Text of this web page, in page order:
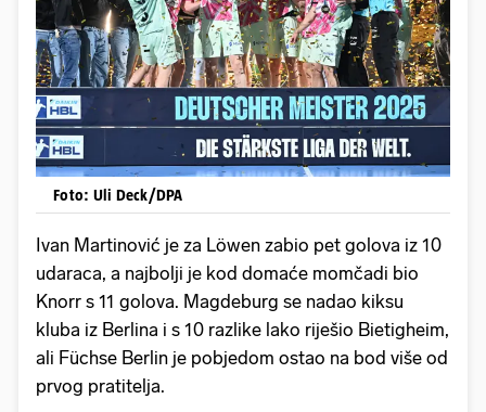
Foto: Uli Deck/DPA
Ivan Martinović je za Löwen zabio pet golova iz 10
udaraca, a najbolji je kod domaće momčadi bio
Knorr s 11 golova. Magdeburg se nadao kiksu
kluba iz Berlina i s 10 razlike lako riješio Bietigheim,
ali Füchse Berlin je pobjedom ostao na bod više od
prvog pratitelja.